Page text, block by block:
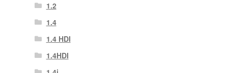
1.2
1.4
1.4 HDI
1.4HDI